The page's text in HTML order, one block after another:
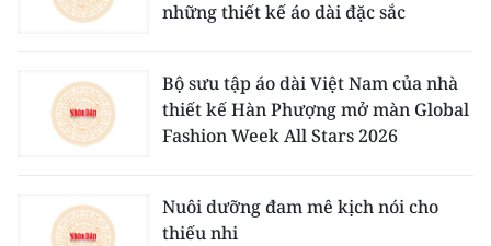
những thiết kế áo dài đặc sắc
Bộ sưu tập áo dài Việt Nam của nhà
thiết kế Hàn Phượng mở màn Global
Fashion Week All Stars 2026
Nuôi dưỡng đam mê kịch nói cho
thiếu nhi